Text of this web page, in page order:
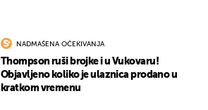
NADMAŠENA OČEKIVANJA
Thompson ruši brojke i u Vukovaru!
Objavljeno koliko je ulaznica prodano u
kratkom vremenu